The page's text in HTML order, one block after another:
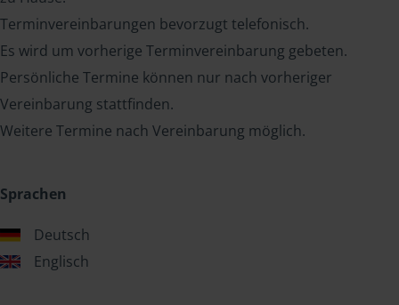
Terminvereinbarungen bevorzugt telefonisch.
Es wird um vorherige Terminvereinbarung gebeten.
Persönliche Termine können nur nach vorheriger
Vereinbarung stattfinden.
Weitere Termine nach Vereinbarung möglich.
Sprachen
Deutsch
Englisch